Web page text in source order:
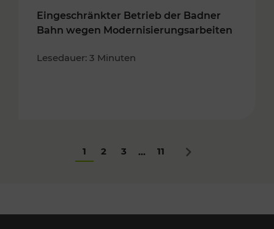
Eingeschränkter Betrieb der Badner
Bahn wegen Modernisierungsarbeiten
Lesedauer: 3 Minuten
1 2 3 ... 11 Nächstes